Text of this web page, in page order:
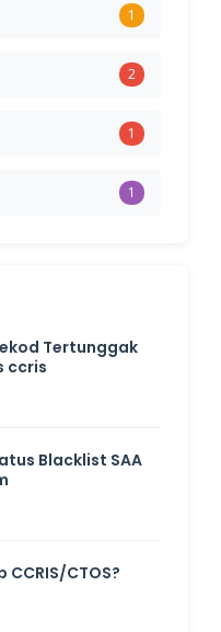
1
2
1
1
Tertunggak
ccris
Blacklist SAA
CCRIS/CTOS?